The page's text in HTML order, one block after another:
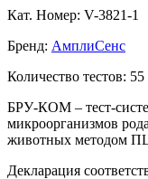
Кат. Номер: V-3821-1
Бренд: АмплиСенс
Количество тестов: 55
БРУ-КОМ – тест-
микроорганизмов
животных методом
Декларация